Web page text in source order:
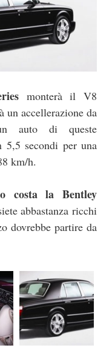
monterà il V8
un accellerazione da
auto di queste
secondi per una
km/h.
costa la Bentley
abbastanza ricchi
dovrebbe partire da